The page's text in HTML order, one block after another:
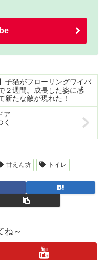
子猫がフローリングワイパ
２週間。成長した姿に感
新たな敵が現れた！
ア
甘えん坊 トイレ
ね～